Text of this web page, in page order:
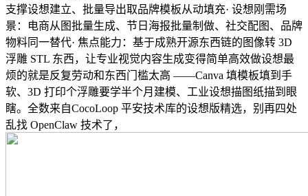
支撑设想建立、批量导出取品牌模板从动填充· 设想刚需场
景：电商从图批量生成、节日海报批量制做、社交配图、品牌
物料同一替代· 焦点能力：基于成熟开源东西链的图像转 3D
浮雕 STL 东西，让专业视觉内容生成变得简单高效做设想最
烦的就是反复劳动和东西门槛太高 ——Canva 填模板填到手
软、3D 打印个浮雕要学半个月建模、工业设想描图纸描到眼
瞎。全数来自CocoLoop 平安技术库的设想版精选，别再四处
乱找 OpenClaw 技术了，